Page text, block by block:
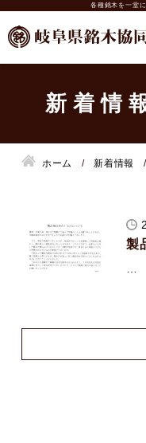
各種銘木を一堂
新着情
ホーム 新着情報
製